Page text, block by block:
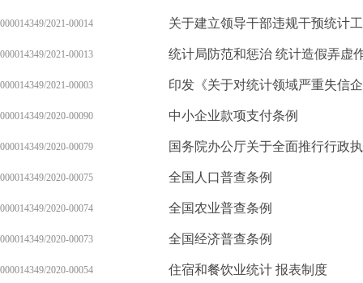
000014349/2021-00014 关于建立领导干部违规干预统计
000014349/2021-00013 统计局防范和惩治 统计造假弄虚
000014349/2021-00003
000014349/2020-00090 中小企业款项支付条例
000014349/2020-00079
000014349/2020-00075 全国人口普查条例
000014349/2020-00074 全国农业普查条例
000014349/2020-00073 全国经济普查条例
000014349/2020-00054 住宿和餐饮业统计 报表制度